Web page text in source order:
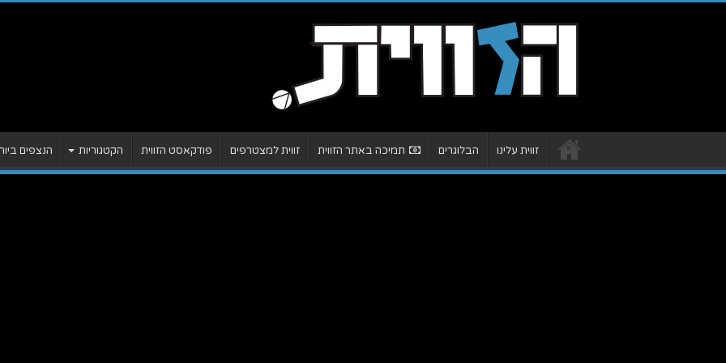
זווית עלינו הבלוגרים תמיכה באתר הזווית זווית למצטרפים פודקאסט הזווית הקטגוריות הנצפים